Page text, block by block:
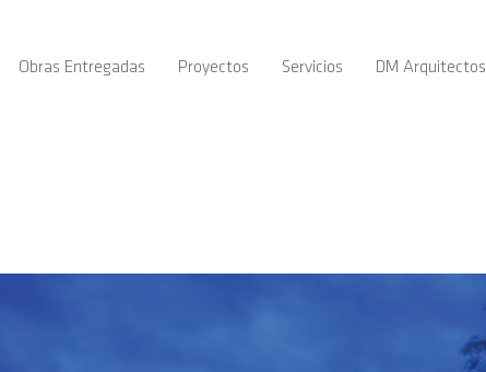
Obras Entregadas Proyectos Servicios DM Arquitectos